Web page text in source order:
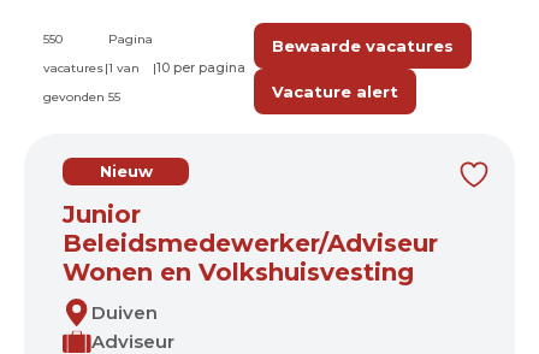
550
vacatures
gevonden
|
Pagina
1 van
55
|
Bewaarde vacatures
Vacature alert
Nieuw
Junior
Beleidsmedewerker/Adviseur
Wonen en Volkshuisvesting
Duiven
Adviseur